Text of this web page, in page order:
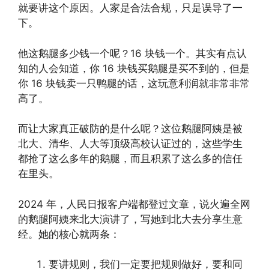
就要讲这个原因。人家是合法合规，只是误导了一
下。
他这鹅腿多少钱一个呢？16 块钱一个。其实有点认
知的人会知道，你 16 块钱买鹅腿是买不到的，但是
你 16 块钱卖一只鸭腿的话，这玩意利润就非常非常
高了。
而让大家真正破防的是什么呢？这位鹅腿阿姨是被
北大、清华、人大等顶级高校认证过的，这些学生
都抢了这么多年的鹅腿，而且积累了这么多的信任
在里头。
2024 年，人民日报客户端都登过文章，说火遍全网
的鹅腿阿姨来北大演讲了，写她到北大去分享生意
经。她的核心就两条：
要讲规则，我们一定要把规则做好，要和同